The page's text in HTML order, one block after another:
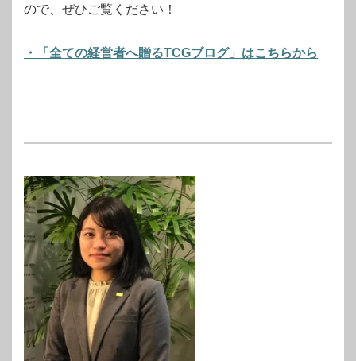
ので、ぜひご覧ください！
・「全ての経営者へ贈るTCGブログ」はこちらから